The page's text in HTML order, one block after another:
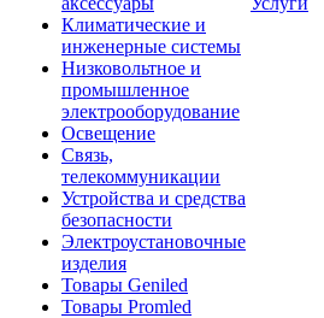
Климатические и
инженерные системы
Низковольтное и
промышленное
электрооборудование
Освещение
Связь,
телекоммуникации
Устройства и средства
безопасности
Электроустановочные
изделия
Товары Geniled
Товары Promled